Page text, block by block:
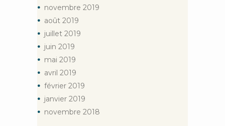
novembre 2019
août 2019
juillet 2019
juin 2019
mai 2019
avril 2019
février 2019
janvier 2019
novembre 2018